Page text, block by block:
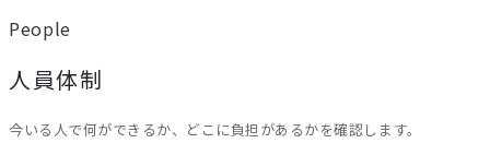
People
人員体制
今いる人で何ができるか、どこに負担があるかを確認します。